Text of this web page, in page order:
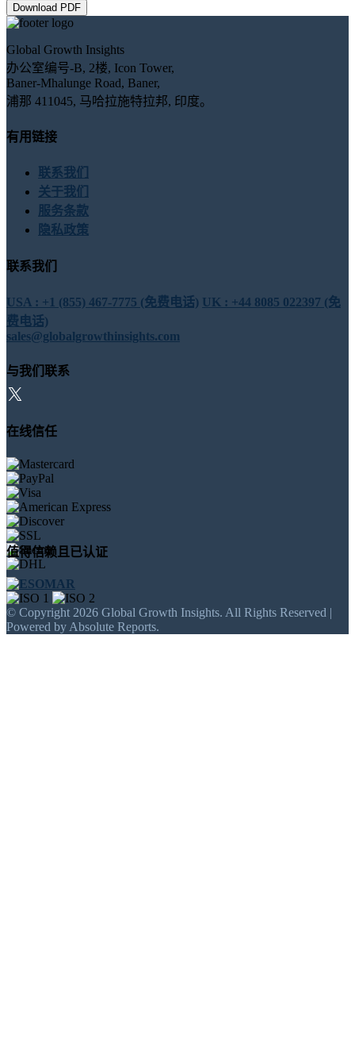
Download PDF
Global Growth Insights
办公室编号-B, 2楼, Icon Tower,
Baner-Mhalunge Road, Baner,
浦那 411045, 马哈拉施特拉邦, 印度。
有用链接
联系我们
关于我们
服务条款
隐私政策
联系我们
USA : +1 (855) 467-7775 (免费电话) UK : +44 8085 022397 (免
费电话)
sales@globalgrowthinsights.com
与我们联系
在线信任
值得信赖且已认证
© Copyright 2026 Global Growth Insights. All Rights Reserved |
Powered by Absolute Reports.